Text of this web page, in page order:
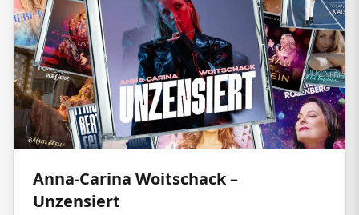
Anna-Carina Woitschack –
Unzensiert